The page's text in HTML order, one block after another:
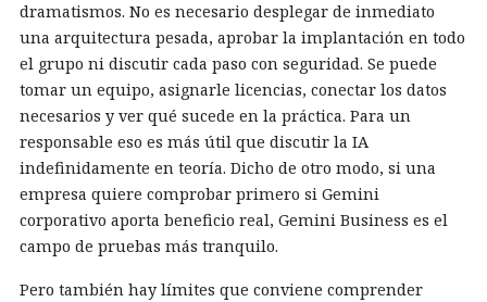
dramatismos. No es necesario desplegar de inmediato
una arquitectura pesada, aprobar la implantación en todo
el grupo ni discutir cada paso con seguridad. Se puede
tomar un equipo, asignarle licencias, conectar los datos
necesarios y ver qué sucede en la práctica. Para un
responsable eso es más útil que discutir la IA
indefinidamente en teoría. Dicho de otro modo, si una
empresa quiere comprobar primero si Gemini
corporativo aporta beneficio real, Gemini Business es el
campo de pruebas más tranquilo.
Pero también hay límites que conviene comprender